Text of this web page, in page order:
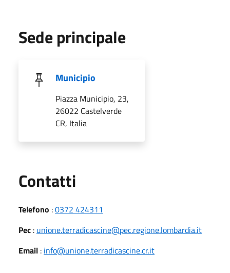
Sede principale
Municipio
Piazza Municipio, 23,
26022 Castelverde
CR, Italia
Contatti
Telefono :0372 424311
Pec : unione.terradicascine@pec.regione.lombardia.it
Email : info@unione.terradicascine.cr.it